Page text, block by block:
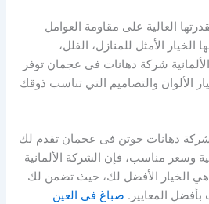
العالية على مقاومة العوامل
الخيار الأمثل للمنازل، الفلل،
شركة دهانات فى عجمان توفر
الألوان والتصاميم التي تناسب ذوقك
شركة دهانات جوتن فى عجمان تقدم لك
وسعر مناسب، فإن الشركة الألمانية
الخيار الأفضل لك، حيث تضمن لك
بأفضل المعايير. صباغ فى العين